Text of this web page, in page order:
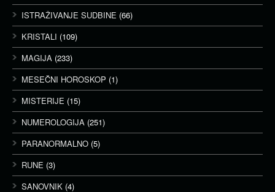
ISTRAŽIVANJE SUDBINE (66)
KRISTALI (109)
MAGIJA (233)
MESEČNI HOROSKOP (1)
MISTERIJE (15)
NUMEROLOGIJA (251)
PARANORMALNO (5)
RUNE (3)
SANOVNIK (4)